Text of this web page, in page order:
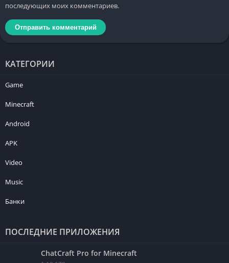
последующих моих комментариев.
КАТЕГОРИИ
Game
Minecraft
Android
APK
Video
Music
Банки
ПОСЛЕДНИЕ ПРИЛОЖЕНИЯ
ChatCraft Pro for Minecraft